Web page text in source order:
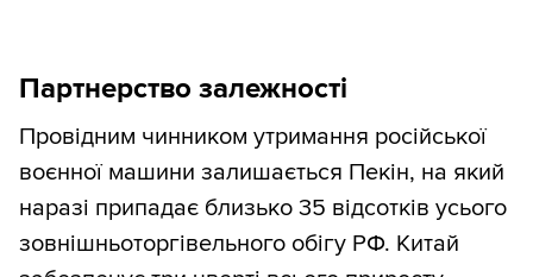
Партнерство залежності
Провідним чинником утримання російської
воєнної машини залишається Пекін, на який
наразі припадає близько 35 відсотків усього
зовнішньоторгівельного обігу РФ. Китай